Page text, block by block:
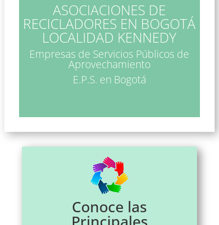
ASOCIACIONES DE
RECICLADORES EN BOGOTÁ
LOCALIDAD KENNEDY
Empresas de Servicios Públicos de
Aprovechamiento
E.P.S. en Bogotá
Conoce las